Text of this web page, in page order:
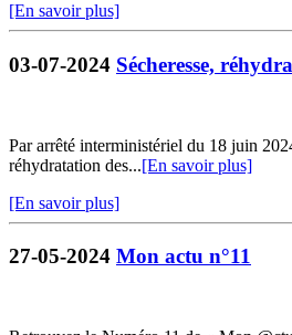
[En savoir plus]
03-07-2024 Sécheresse,
Par arrêté interministériel du 18 juin
réhydratation des...[En savoir plus]
[En savoir plus]
27-05-2024 Mon actu n°11